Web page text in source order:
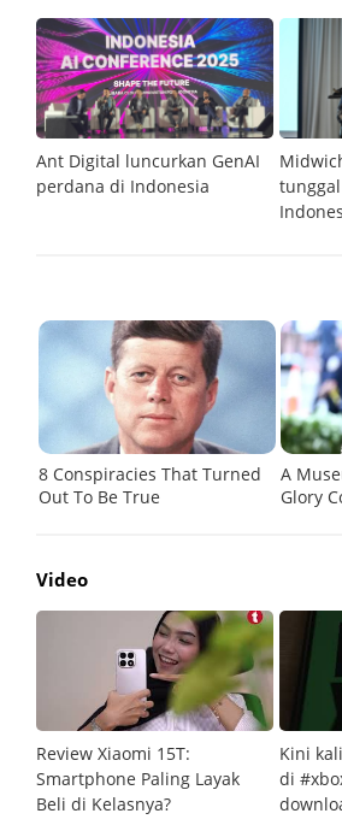
Ant Digital luncurkan GenAI
perdana di Indonesia
Video
Review Xiaomi 15T:
Smartphone Paling Layak
Beli di Kelasnya?
Kini
di